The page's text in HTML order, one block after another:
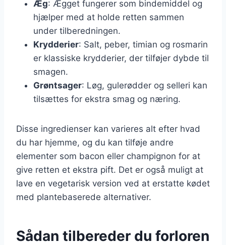
Æg: Ægget fungerer som bindemiddel og
hjælper med at holde retten sammen
under tilberedningen.
Krydderier: Salt, peber, timian og rosmarin
er klassiske krydderier, der tilføjer dybde til
smagen.
Grøntsager: Løg, gulerødder og selleri kan
tilsættes for ekstra smag og næring.
Disse ingredienser kan varieres alt efter hvad
du har hjemme, og du kan tilføje andre
elementer som bacon eller champignon for at
give retten et ekstra pift. Det er også muligt at
lave en vegetarisk version ved at erstatte kødet
med plantebaserede alternativer.
Sådan tilbereder du forloren